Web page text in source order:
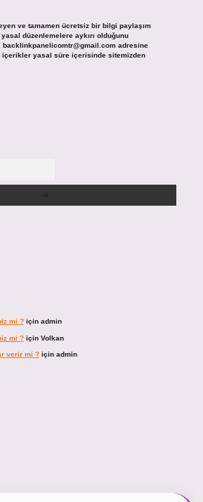
ve tamamen ücretsiz bir bilgi paylaşım
düzenlemelere aykırı olduğunu
backlinkpanelicomtr@gmail.comadresine
yasal süre içerisinde sitemizden
mi ?için admin
mi ?için Volkan
verir mi ?için admin